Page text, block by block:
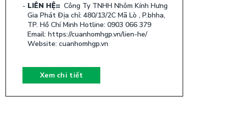
LIÊN HỆ:: Công Ty TNHH Nhôm Kính Hưng
Gia Phát Địa chỉ: 480/13/2C Mã Lò , P.bhha,
TP. Hồ Chí Minh Hotline: 0903 066 379
Email: https://cuanhomhgp.vn/lien-he/
Website: cuanhomhgp.vn
Xem chi tiết